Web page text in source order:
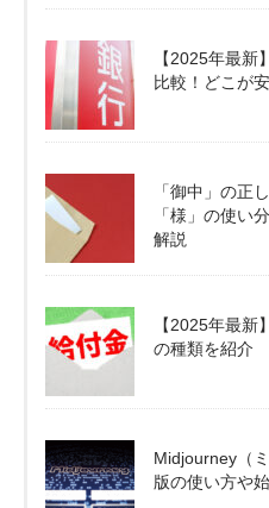
【2025年最
比較！どこが
「御中」の正
「様」の使い
解説
【2025年最
の種類を紹介
Midjourney（
版の使い方や